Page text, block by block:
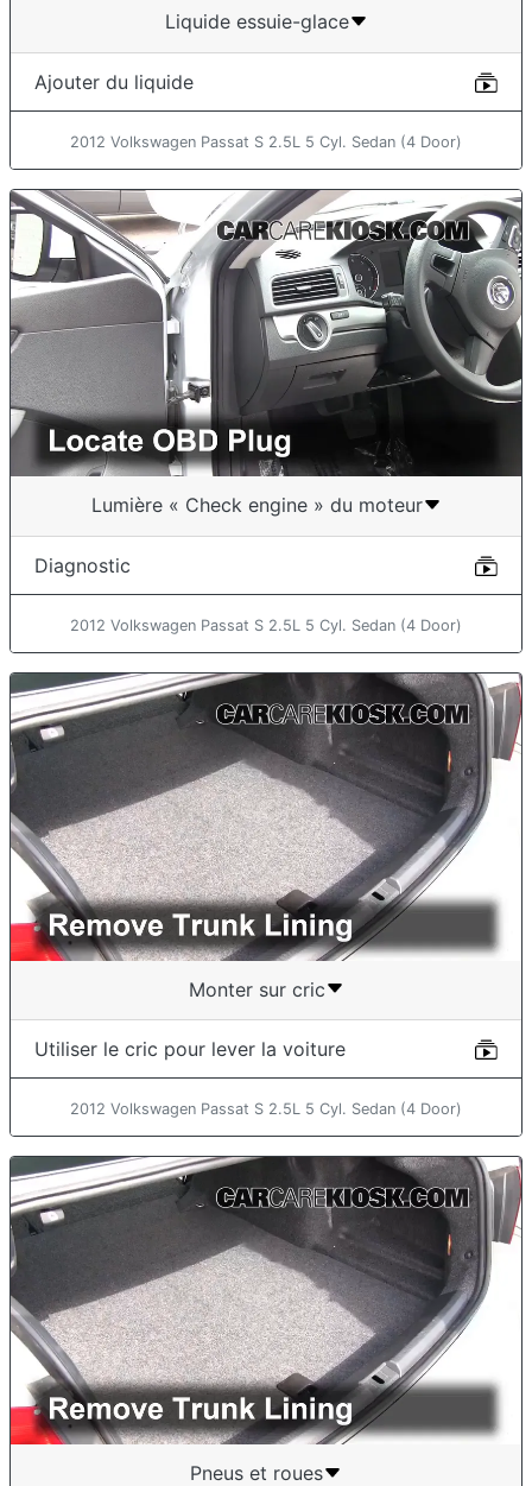
Liquide essuie-glace
Ajouter du liquide
2012 Volkswagen Passat S 2.5L 5 Cyl. Sedan (4 Door)
Lumière « Check engine » du moteur
Diagnostic
2012 Volkswagen Passat S 2.5L 5 Cyl. Sedan (4 Door)
Monter sur cric
Utiliser le cric pour lever la voiture
2012 Volkswagen Passat S 2.5L 5 Cyl. Sedan (4 Door)
Pneus et roues